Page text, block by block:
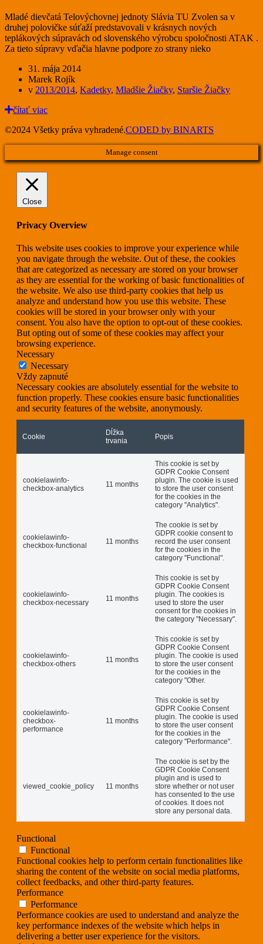
Mladé dievčatá Telovýchovnej jednoty Slávia TU Zvolen sa v
druhej polovičke súťaží predstavovali v krásnych nových
teplákových súpravách od slovenského výrobcu spoločnosti ATAK .
Za tieto súpravy vďačia hlavne podpore zo strany nieko
31. mája 2014
Marek Rojík
v 2013/2014, Kadetky, Mladšie Žiačky, Staršie Žiačky
čítať viac
©2024 Všetky práva vyhradené.CODED by BINARTS
Manage consent
Close
Privacy Overview
This website uses cookies to improve your experience while
you navigate through the website. Out of these, the cookies
that are categorized as necessary are stored on your browser
as they are essential for the working of basic functionalities of
the website. We also use third-party cookies that help us
analyze and understand how you use this website. These
cookies will be stored in your browser only with your
consent. You also have the option to opt-out of these cookies.
But opting out of some of these cookies may affect your
browsing experience.
Necessary
Necessary
Vždy zapnuté
Necessary cookies are absolutely essential for the website to
function properly. These cookies ensure basic functionalities
and security features of the website, anonymously.
Cookie
Dĺžka
trvania
Popis
cookielawinfo-
checkbox-analytics
11 months
This cookie is set by
GDPR Cookie Consent
plugin. The cookie is used
to store the user consent
for the cookies in the
category "Analytics".
cookielawinfo-
checkbox-functional
11 months
The cookie is set by
GDPR cookie consent to
record the user consent
for the cookies in the
category "Functional".
cookielawinfo-
checkbox-necessary
11 months
This cookie is set by
GDPR Cookie Consent
plugin. The cookies is
used to store the user
consent for the cookies in
the category "Necessary".
cookielawinfo-
checkbox-others
11 months
This cookie is set by
GDPR Cookie Consent
plugin. The cookie is used
to store the user consent
for the cookies in the
category "Other.
cookielawinfo-
checkbox-
performance
11 months
This cookie is set by
GDPR Cookie Consent
plugin. The cookie is used
to store the user consent
for the cookies in the
category "Performance".
viewed_cookie_policy 11 months
The cookie is set by the
GDPR Cookie Consent
plugin and is used to
store whether or not user
has consented to the use
of cookies. It does not
store any personal data.
Functional
Functional
Functional cookies help to perform certain functionalities like
sharing the content of the website on social media platforms,
collect feedbacks, and other third-party features.
Performance
Performance
Performance cookies are used to understand and analyze the
key performance indexes of the website which helps in
delivering a better user experience for the visitors.